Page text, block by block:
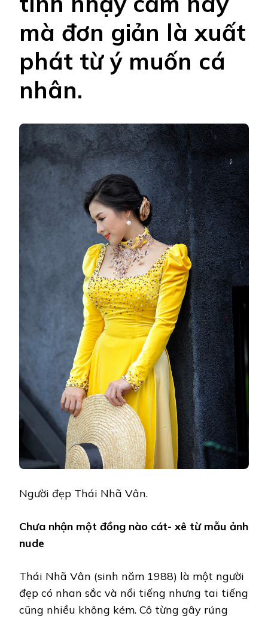
mà đơn giản là xuất
phát từ ý muốn cá
nhân.
Người đẹp Thái Nhã Vân.
Chưa nhận một đồng nào cát- xê từ mẫu ảnh
nude
Thái Nhã Vân (sinh năm 1988) là một người
đẹp có nhan sắc và nổi tiếng nhưng tai tiếng
cũng nhiều không kém. Cô từng gây rúng